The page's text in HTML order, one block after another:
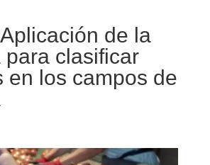
de la
para clasificar
en los campos de